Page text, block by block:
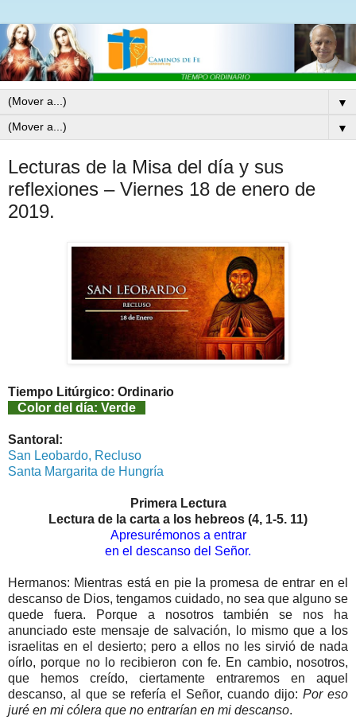
▼
▼
Lecturas de la Misa del día y sus
reflexiones – Viernes 18 de enero de
2019.
Tiempo Litúrgico: Ordinario
Color del día: Verde
Santoral:
San Leobardo, Recluso
Santa Margarita de Hungría
Primera Lectura
Lectura de la carta a los hebreos (4, 1-5. 11)
Apresurémonos a entrar
en el descanso del Señor.
Hermanos: Mientras está en pie la promesa de entrar en el
descanso de Dios, tengamos cuidado, no sea que alguno se
quede fuera. Porque a nosotros también se nos ha
anunciado este mensaje de salvación, lo mismo que a los
israelitas en el desierto; pero a ellos no les sirvió de nada
oírlo, porque no lo recibieron con fe. En cambio, nosotros,
que hemos creído, ciertamente entraremos en aquel
descanso, al que se refería el Señor, cuando dijo: Por eso
juré en mi cólera que no entrarían en mi descanso.